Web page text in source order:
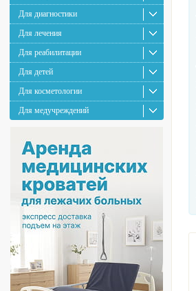
Для диагностики
Для лечения
Для реабилитации
Для детей
Для косметологии
Для медучреждений